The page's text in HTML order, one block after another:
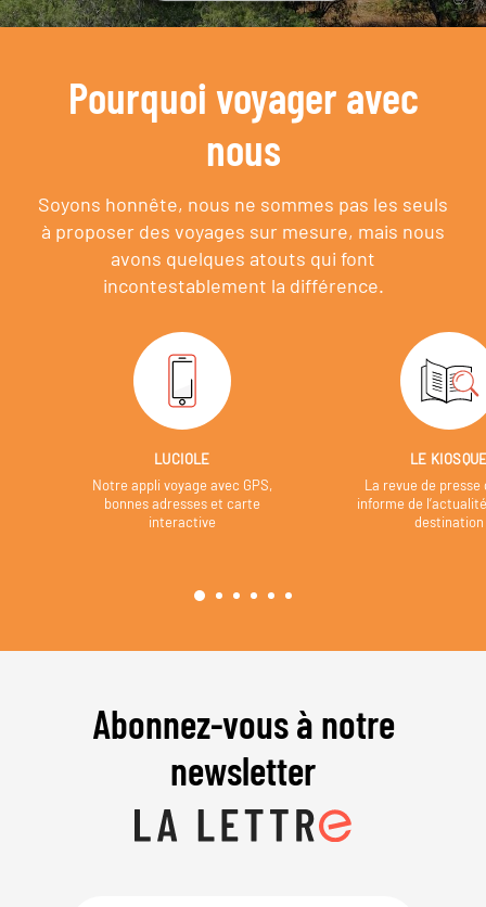
Pourquoi voyager avec
nous
Soyons honnête, nous ne sommes pas les seuls
à proposer des voyages sur mesure, mais nous
avons quelques atouts qui font
incontestablement la différence.
LUCIOLE
Notre appli voyage avec GPS,
bonnes adresses et carte
interactive
LE
La revue de presse
informe de
destination
Abonnez-vous à notre
newsletter